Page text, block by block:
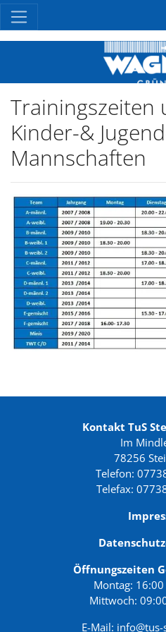
Trainingszeiten
Kinder-&
Mannschaften
Kontakt TuS
Im
78256
Telefon:
Telefax:
Öffnungszeiten
Montag:
Mittwoch:
E-Mail: